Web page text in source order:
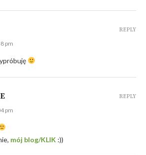
pm
REPLY
pm
mój blog/KLIK :))
REPLY